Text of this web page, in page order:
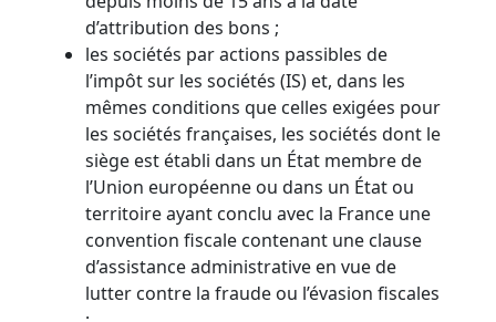
d’attribution des bons ;
les sociétés par actions passibles de
l’impôt sur les sociétés (IS) et, dans les
mêmes conditions que celles exigées pour
les sociétés françaises, les sociétés dont le
siège est établi dans un État membre de
l’Union européenne ou dans un État ou
territoire ayant conclu avec la France une
convention fiscale contenant une clause
d’assistance administrative en vue de
lutter contre la fraude ou l’évasion fiscales